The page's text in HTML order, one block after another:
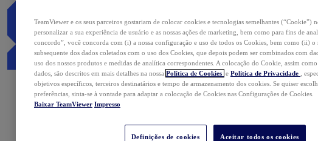
TeamViewer e os seus parceiros gostariam de colocar cookies e tecnologias semelhantes (“Cookie”)
personalizar a sua experiência de usuário e as nossas ações de marketing, bem como para fins de
concordo”, você concorda com (i) a nossa configuração e uso de todos os Cookies, bem como (ii) o
subsequente dos dados coletados com o uso dos Cookies, que depois podem ser combinados com
uso dos nossos produtos e medidas de analítica correspondentes. A colocação do Cookie, assim
dados, são descritos em mais detalhes na nossa Política de Cookies e Política de Privacidade
,
objetivos específicos, terceiros destinatários e tempo de armazenamento dos cookies. Se quiser
preferências, sinta-se à vontade para adaptar a colocação de Cookies nas Configurações de Cookies.
Baixar TeamViewer Impresso
Definições de cookies Aceitar todos os cookies